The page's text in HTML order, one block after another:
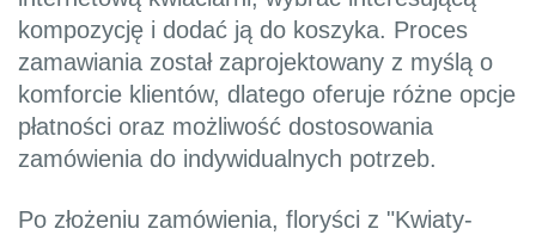
kompozycję i dodać ją do koszyka. Proces
zamawiania został zaprojektowany z myślą o
komforcie klientów, dlatego oferuje różne opcje
płatności oraz możliwość dostosowania
zamówienia do indywidualnych potrzeb.
Po złożeniu zamówienia, floryści z "Kwiaty-